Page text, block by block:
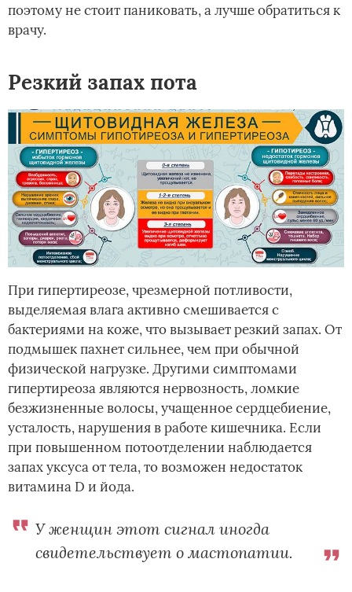
поэтому не стоит паниковать, а лучше обратиться к
врачу.
Резкий запах пота
При гипертиреозе, чрезмерной потливости,
выделяемая влага активно смешивается с
бактериями на коже, что вызывает резкий запах. От
подмышек пахнет сильнее, чем при обычной
физической нагрузке. Другими симптомами
гипертиреоза являются нервозность, ломкие
безжизненные волосы, учащенное сердцебиение,
усталость, нарушения в работе кишечника. Если
при повышенном потоотделении наблюдается
запах уксуса от тела, то возможен недостаток
витамина D и йода.
У женщин этот сигнал иногда
свидетельствует о мастопатии.